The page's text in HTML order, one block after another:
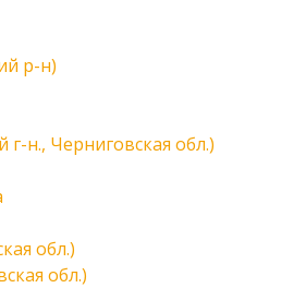
р-н)
н., Черниговская обл.)
обл.)
обл.)